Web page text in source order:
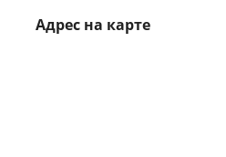
Адрес на карте